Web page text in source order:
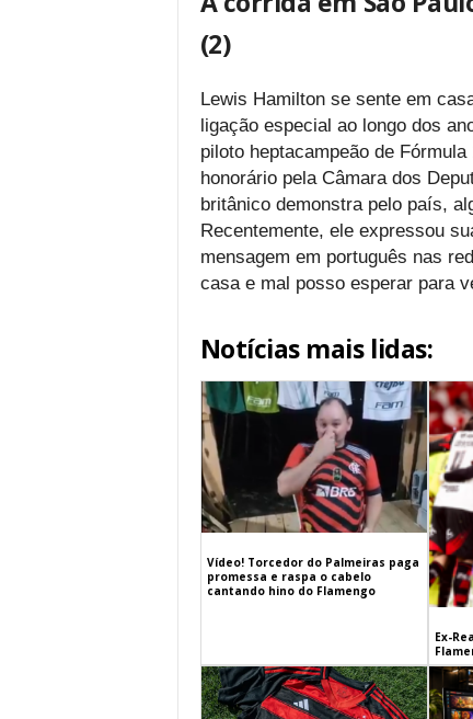
(2)
Lewis Hamilton se sente em
ligação especial ao longo dos
piloto heptacampeão de
honorário pela Câmara dos
britânico demonstra pelo país,
Recentemente, ele expressou
mensagem em português nas
casa e mal posso esperar para
Notícias mais lidas:
Vídeo! Torcedor do Palmeiras paga
promessa e raspa o cabelo
cantando hino do Flamengo
Ex-